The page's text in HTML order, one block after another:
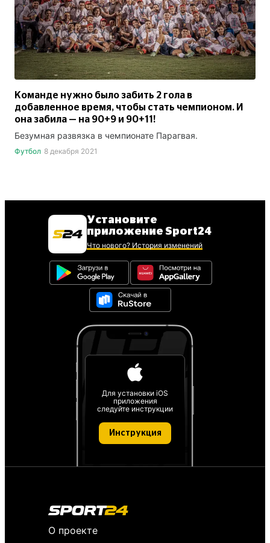
Команде нужно было забить 2 гола в
добавленное время, чтобы стать чемпионом. И
она забила — на 90+9 и 90+11!
Безумная развязка в чемпионате Парагвая.
Футбол 8 декабря 2021
Установите
приложение Sport24
Что нового? История изменений
Для установки iOS
приложения
следуйте инструкции
Инструкция
О проекте